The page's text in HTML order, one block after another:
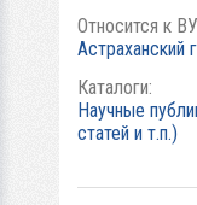
Относится к
Астраханский
Каталоги:
Научные
статей и т.п.)